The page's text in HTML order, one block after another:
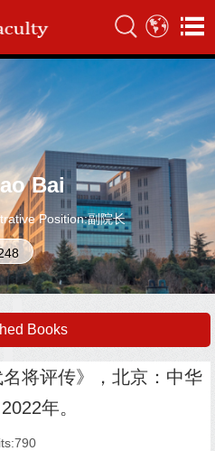
Bai
Position:副院长
Books
名将评传》，北京：中华
年。
790